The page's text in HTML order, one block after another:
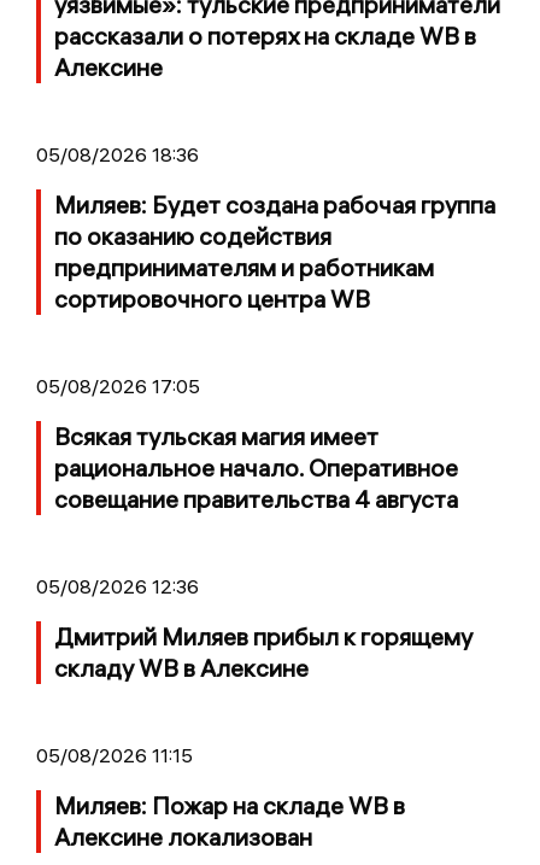
рассказали о потерях на складе WB в
Алексине
05/08/2026 18:36
Миляев: Будет создана рабочая группа
по оказанию содействия
предпринимателям и работникам
сортировочного центра WB
05/08/2026 17:05
Всякая тульская магия имеет
рациональное начало. Оперативное
совещание правительства 4 августа
05/08/2026 12:36
Дмитрий Миляев прибыл к горящему
складу WB в Алексине
05/08/2026 11:15
Миляев: Пожар на складе WB в
Алексине локализован